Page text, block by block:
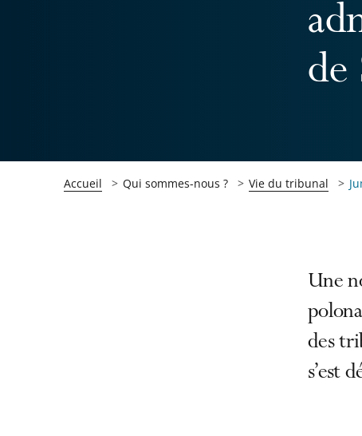
de
Accueil Qui sommes-nous ? Vie du tribunal
Une
des
s’est